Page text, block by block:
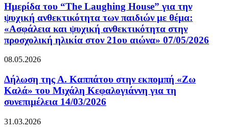
Ημερίδα του “The Laughing House” για την
ψυχική ανθεκτικότητα των παιδιών με θέμα:
«Ασφάλεια και ψυχική ανθεκτικότητα στην
προσχολική ηλικία στον 21ου αιώνα» 07/05/2026
08.05.2026
Δήλωση της Α. Καππάτου στην εκπομπή «Ζω
Καλά» του Μιχάλη Κεφαλογιάννη για τη
συνεπιμέλεια 14/03/2026
31.03.2026